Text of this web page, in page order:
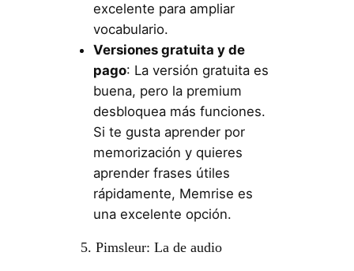
excelente para ampliar
vocabulario.
Versiones gratuita y de
pago: La versión gratuita es
buena, pero la premium
desbloquea más funciones.
Si te gusta aprender por
memorización y quieres
aprender frases útiles
rápidamente, Memrise es
una excelente opción.
5. Pimsleur: La de audio